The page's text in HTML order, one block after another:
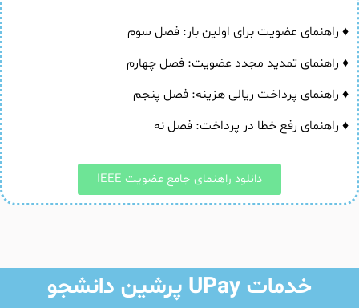
♦ راهنمای عضویت برای اولین بار: فصل سوم
♦ راهنمای تمدید مجدد عضویت: فصل چهارم
♦ راهنمای پرداخت ریالی هزینه: فصل پنجم
♦ راهنمای رفع خطا در پرداخت: فصل نه
دانلود راهنمای جامع عضویت IEEE
خدمات UPay پرشین دانشجو